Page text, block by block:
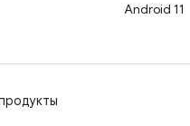
Android 11